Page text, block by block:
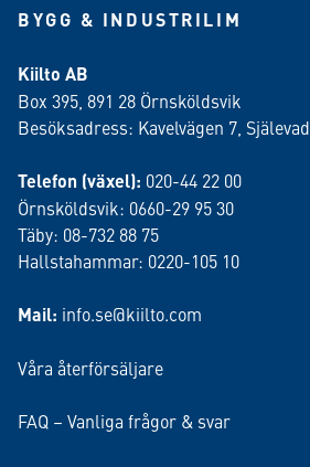
BYGG & INDUSTRILIM
Kiilto AB
Box 395, 891 28 Örnsköldsvik
Besöksadress: Kavelvägen 7, Själevad
Telefon (växel): 020-44 22 00
Örnsköldsvik: 0660-29 95 30
Täby: 08-732 88 75
Hallstahammar: 0220-105 10
Mail: info.se@kiilto.com
Våra återförsäljare
FAQ – Vanliga frågor & svar